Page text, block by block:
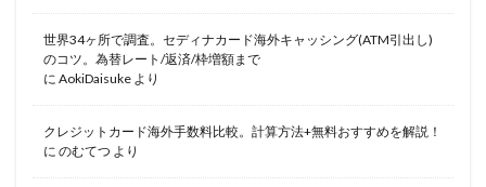
世界34ヶ所で調査。セディナカード海外キャッシング(ATM引出し)
のコツ。為替レート/返済/枠増額まで
に AokiDaisuke より
クレジットカード海外手数料比較。計算方法+無料おすすめを解説！
に のむてつ より